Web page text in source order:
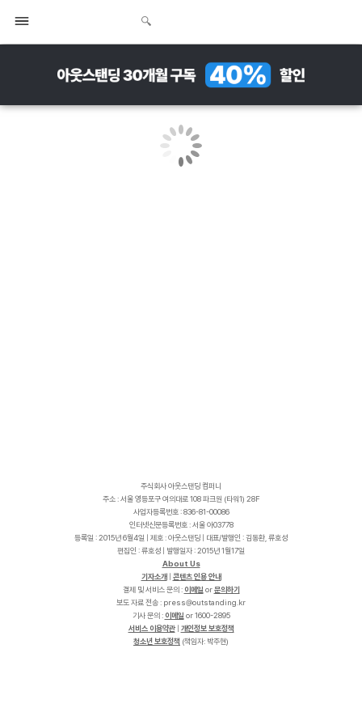
주식회사 아웃스탠딩 컴퍼니
주소 : 서울 영등포구 여의대로 108 파크원 (타워1) 28F
사업자등록번호 : 836-81-00086
인터넷신문등록번호 : 서울 아03778
등록일 : 2015년 6월4일 | 제호 : 아웃스탠딩 | 대표/발행인 : 김동환, 류호성
편집인 : 류호성 | 발행일자 : 2015년 1월17일
About Us
기자소개
콘텐츠 인용 안내
결제 및 서비스 문의 : 이메일 or문의하기
보도 자료 전송 :
r
k
.
g
n
i
d
n
a
t
s
t
u
o
@
s
s
e
r
p
기사 문의 : 이메일 or 1600-2895
서비스 이용약관| 개인정보 보호정책
청소년 보호정책 (책임자: 박주현)